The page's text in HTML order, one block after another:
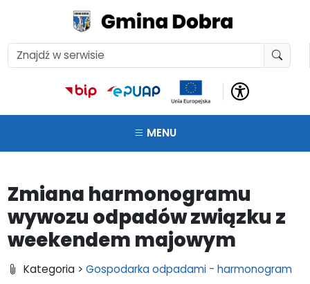
MENU
Zmiana harmonogramu
wywozu odpadów związku z
weekendem majowym
Kategoria >Gospodarka odpadami - harmonogram